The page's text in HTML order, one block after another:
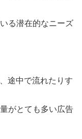
る潜在的なニーズ
途中で流れたりす
がとても多い広告